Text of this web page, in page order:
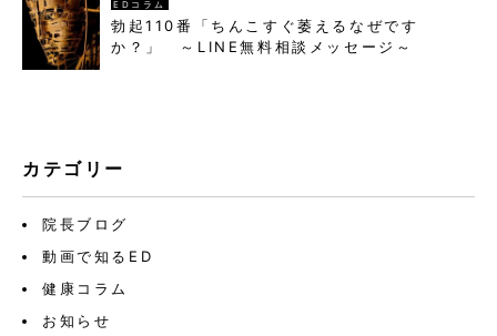
EDコラム
勃起110番「ちんこすぐ萎えるなぜです
か？」 ～LINE無料相談メッセージ～
カテゴリー
院長ブログ
動画で知るED
健康コラム
お知らせ